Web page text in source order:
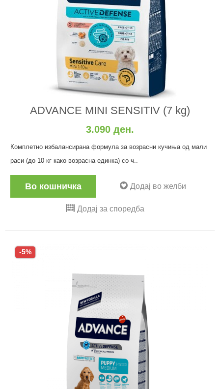
ADVANCE MINI SENSITIV (7 kg)
3.090 ден.
Комплетно избалансирана формула за возрасни кучиња од мали
раси (до 10 кг како возрасна единка) со ч..
Во кошничка Додај во желби
Додај за споредба
-5%